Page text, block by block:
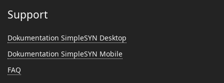
Support
Dokumentation SimpleSYN Desktop
Dokumentation SimpleSYN Mobile
FAQ